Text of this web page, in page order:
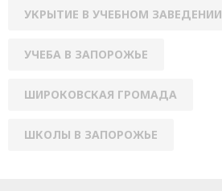
УКРЫТИЕ В УЧЕБНОМ ЗАВЕДЕНИИ
УЧЕБА В ЗАПОРОЖЬЕ
ШИРОКОВСКАЯ ГРОМАДА
ШКОЛЫ В ЗАПОРОЖЬЕ